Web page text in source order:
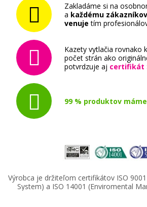
Zakladáme si na
a každému
venuje tím
Kazety vytlačia rovnako
počet strán ako
potvrdzuje aj certifikát
99 % produktov máme
Výrobca je držiteľom certifikátov ISO
System) a ISO 14001 (Enviromental